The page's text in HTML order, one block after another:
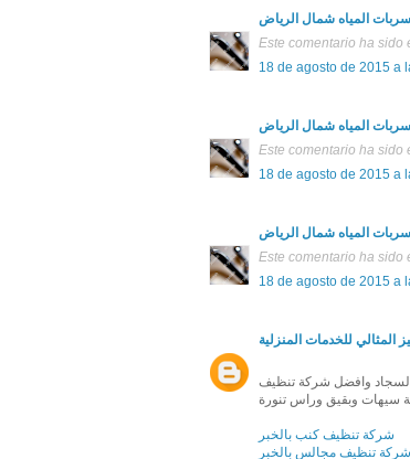
المياه شمال الرياض
Este comentario ha sido
18 de agosto de 2015 a
المياه شمال الرياض
Este comentario ha sido
18 de agosto de 2015 a
المياه شمال الرياض
Este comentario ha sido
18 de agosto de 2015 a
المثالي للخدمات المنزلية
وافضل شركة تنظيف
شركة تنظيف كنب بالخبر
شركة تنظيف مجالس بالخبر